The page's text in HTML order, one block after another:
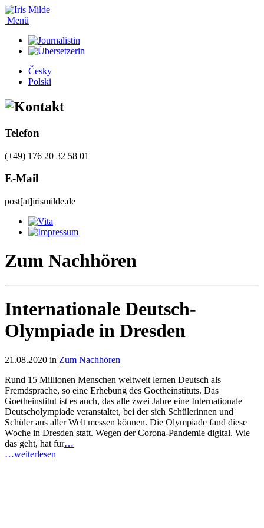
Menü
Česky
Polski
Telefon
(+49) 176 20 32 58 01
E-Mail
post[at]irismilde.de
Zum Nachhören
Internationale Deutsch-
Olympiade in Dresden
21.08.2020 in Zum Nachhören
Rund 15 Millionen Menschen weltweit lernen Deutsch als
Fremdsprache, so eine Erhebung des Goetheinstituts. Das
Goetheinstitut ist es auch, das alle zwei Jahre eine Internationale
Deutscholympiade veranstaltet, bei der sich Schülerinnen und
Schüler aus aller Welt messen können. Die Olympiade fand diese
Woche in Dresden statt. Wegen der Corona-Pandemie digital. Wie
das geht, hat für…
…weiterlesen